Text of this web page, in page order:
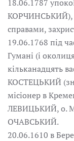
18.06.1787
КОРЧИНСЬКИЙ),
справами,
19.06.1768 під
Гумані (і
кільканадцять
КОСТЕЦЬКИЙ
місіонер в
ЛЕВИЦЬКИЙ, о.
ОЧАВСЬКИЙ.
20.06.1610 в